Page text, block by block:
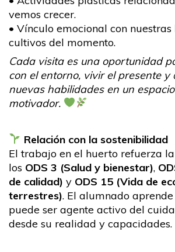
vemos crecer.
• Vínculo emocional con nuestras
cultivos del momento.
Cada visita es una oportunidad
con el entorno, vivir el presente y
nuevas habilidades en un
motivador.
Relación con la sostenibilidad
El trabajo en el huerto refuerza
los ODS 3 (Salud y bienestar),
de calidad) y ODS 15 (Vida de
terrestres). El alumnado
puede ser agente activo del
desde su realidad y capacidades.